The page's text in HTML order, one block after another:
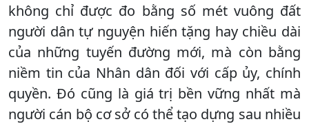
không chỉ được đo bằng số mét vuông đất
người dân tự nguyện hiến tặng hay chiều dài
của những tuyến đường mới, mà còn bằng
niềm tin của Nhân dân đối với cấp ủy, chính
quyền. Đó cũng là giá trị bền vững nhất mà
người cán bộ cơ sở có thể tạo dựng sau nhiều